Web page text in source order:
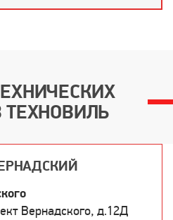
ТЕХНОВИЛЬ
Вернадского, д.12Д